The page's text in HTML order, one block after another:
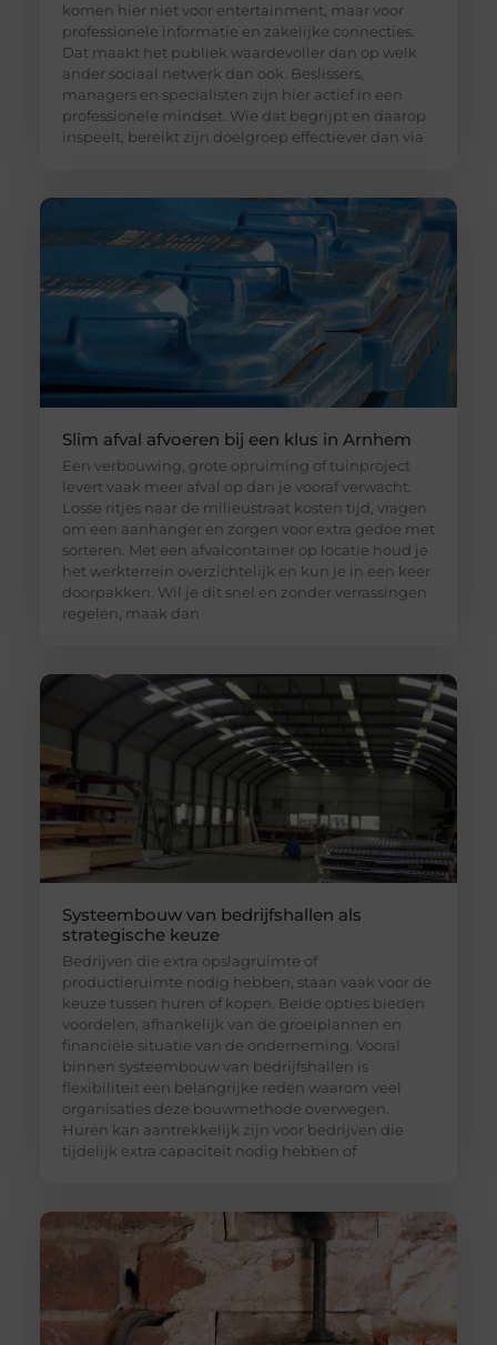
komen hier niet voor entertainment, maar voor
professionele informatie en zakelijke connecties.
Dat maakt het publiek waardevoller dan op welk
ander sociaal netwerk dan ook. Beslissers,
managers en specialisten zijn hier actief in een
professionele mindset. Wie dat begrijpt en daarop
inspeelt, bereikt zijn doelgroep effectiever dan via
Slim afval afvoeren bij een klus in Arnhem
Een verbouwing, grote opruiming of tuinproject
levert vaak meer afval op dan je vooraf verwacht.
Losse ritjes naar de milieustraat kosten tijd, vragen
om een aanhanger en zorgen voor extra gedoe met
sorteren. Met een afvalcontainer op locatie houd je
het werkterrein overzichtelijk en kun je in een keer
doorpakken. Wil je dit snel en zonder verrassingen
regelen, maak dan
Systeembouw van bedrijfshallen als
strategische keuze
Bedrijven die extra opslagruimte of
productieruimte nodig hebben, staan vaak voor de
keuze tussen huren of kopen. Beide opties bieden
voordelen, afhankelijk van de groeiplannen en
financiële situatie van de onderneming. Vooral
binnen systeembouw van bedrijfshallen is
flexibiliteit een belangrijke reden waarom veel
organisaties deze bouwmethode overwegen.
Huren kan aantrekkelijk zijn voor bedrijven die
tijdelijk extra capaciteit nodig hebben of